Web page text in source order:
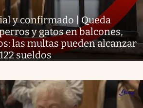
y confirmado | Queda
y gatos en balcones,
las multas pueden alcanzar
sueldos